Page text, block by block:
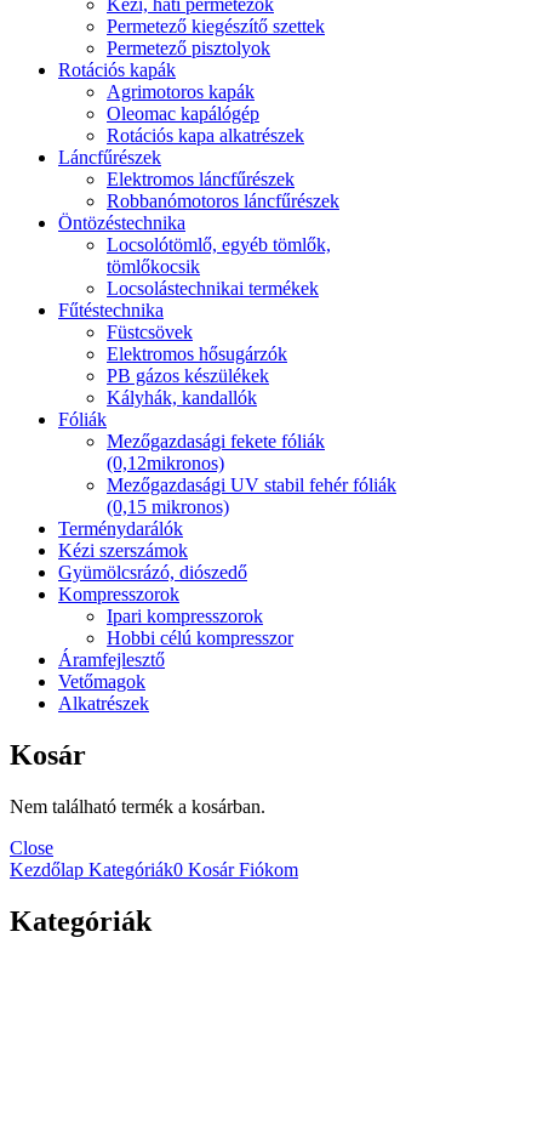
Kézi, háti permetezők
Permetező kiegészítő szettek
Permetező pisztolyok
Rotációs kapák
Agrimotoros kapák
Oleomac kapálógép
Rotációs kapa alkatrészek
Láncfűrészek
Elektromos láncfűrészek
Robbanómotoros láncfűrészek
Öntözéstechnika
Locsolótömlő, egyéb tömlők,
tömlőkocsik
Locsolástechnikai termékek
Fűtéstechnika
Füstcsövek
Elektromos hősugárzók
PB gázos készülékek
Kályhák, kandallók
Fóliák
Mezőgazdasági fekete fóliák
(0,12mikronos)
Mezőgazdasági UV stabil fehér fóliák
(0,15 mikronos)
Terménydarálók
Kézi szerszámok
Gyümölcsrázó, diószedő
Kompresszorok
Ipari kompresszorok
Hobbi célú kompresszor
Áramfejlesztő
Vetőmagok
Alkatrészek
Kosár
Nem található termék a kosárban.
Close
Kezdőlap Kategóriák0 KosárFiókom
Kategóriák